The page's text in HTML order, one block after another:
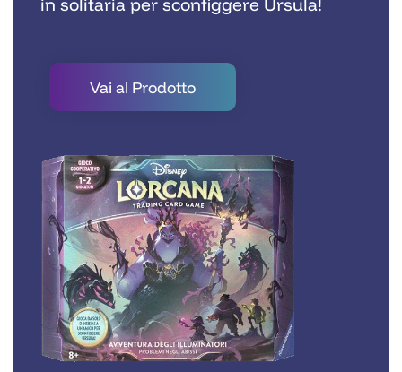
in solitaria per sconfiggere Ursula!
Vai al Prodotto